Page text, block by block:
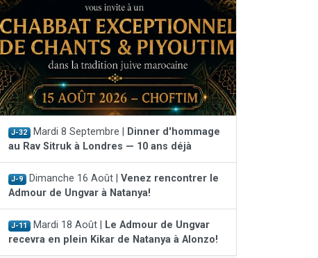
J-32 Mardi 8 Septembre |
Dinner d'hommage
au Rav Sitruk à Londres — 10 ans déjà
J-9 Dimanche 16 Août | Venez rencontrer le
Admour de Ungvar à Natanya!
J-11 Mardi 18 Août |
Le Admour de Ungvar
recevra en plein Kikar de Natanya à Alonzo!